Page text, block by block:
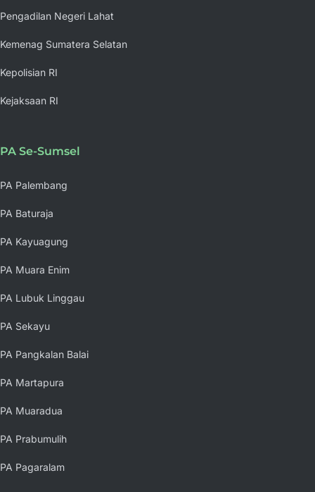
Pengadilan Negeri Lahat
Kemenag Sumatera Selatan
Kepolisian RI
Kejaksaan RI
PA Se-Sumsel
PA Palembang
PA Baturaja
PA Kayuagung
PA Muara Enim
PA Lubuk Linggau
PA Sekayu
PA Pangkalan Balai
PA Martapura
PA Muaradua
PA Prabumulih
PA Pagaralam